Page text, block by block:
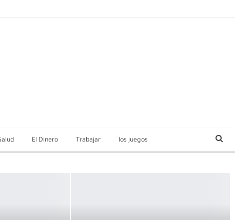
El Dinero Trabajar los juegos